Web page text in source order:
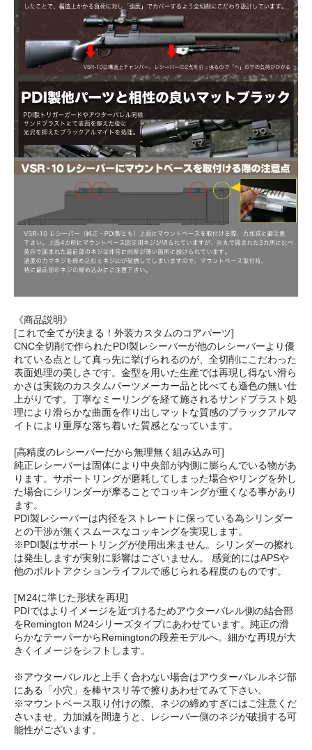
《商品説明》
[これで全てが決まる！外装カスタムのコアパーツ]
CNC全切削で作られたPDI製レシーバーが他のレシーバーより優
れている点として真っ先に挙げられるのが、全切削にこだわった
表面処理の美しさです。金型を用いた生産では再現し得ない滑ら
かさは実銃のカスタムパーツメーカー品と比べても遜色の無い仕
上がりです。丁寧なミーリングを経て施されるサンドブラスト処
理により滑らかな曲面を作り出しマットな質感のブラックアルマ
イトにより重厚な落ち着いた質感となっています。
[高精度のレシーバーだから無理無く組み込み可]
純正レシーバーは固体により中央部が内側に膨らんでいる物があ
ります。サポートリングが磨耗してしまった場合やリングを外し
た場合にシリンダーが摩ることでコッキングが重くなる事があり
ます。
PDI製レシーバーは内径をストレートに保っている為シリンダー
との干渉が無くスムースなコッキングを実現します。
※PDI製はサポートリングが使用出来ません。シリンダーの擦れ
は発生しますが実射に影響はございません。 感覚的にはAPSや
他のボルトアクションライフルで感じられる程度のものです。
[Ｍ24に準じた形状を再現]
PDIではよりイメージを近づけるためアウターバレル側の結合部
をRemington M24シリーズタイプにあわせています。純正の滑
らかなテーパーからRemingtonの段差モデルへ。細かな再現が大
きくイメージをシフトします。
※アウターバレルと上手く合わない場合はアウターバレルネジ部
にある「小穴」を棒ヤスリ等で擦りあわせてみて下さい。
※マウントベース取り付けの際、ネジの締めすぎにはご注意くだ
さいませ。力加減を間違うと、レシーバー側のネジが破損する可
能性がございます。